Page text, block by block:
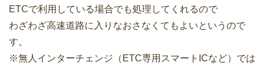
ETCで利用している場合でも処理してくれるので
わざわざ高速道路に入りなおさなくてもよいというので
す。
※無人インターチェンジ（ETC専用スマートICなど）では